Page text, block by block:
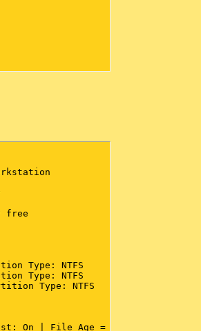
free
Type: NTFS
Type: NTFS
Type: NTFS
On | File Age = 30 Days